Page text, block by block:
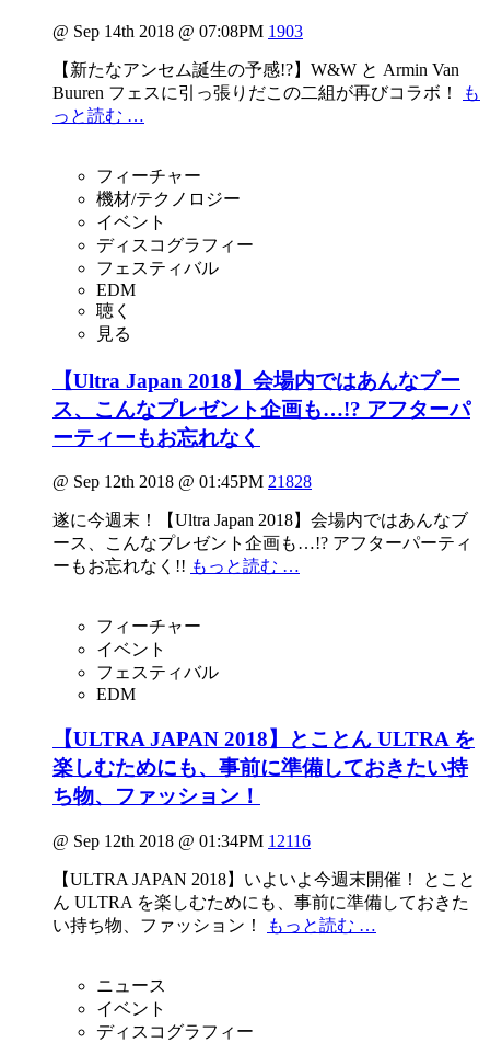
@ Sep 14th 2018 @ 07:08PM 1903
【新たなアンセム誕生の予感!?】W&W と Armin Van
Buuren フェスに引っ張りだこの二組が再びコラボ！
も
っと読む …
フィーチャー
機材/テクノロジー
イベント
ディスコグラフィー
フェスティバル
EDM
聴く
見る
【Ultra Japan 2018】会場内ではあんなブー
ス、こんなプレゼント企画も…!? アフターパ
ーティーもお忘れなく
@ Sep 12th 2018 @ 01:45PM 21828
遂に今週末！【Ultra Japan 2018】会場内ではあんなブ
ース、こんなプレゼント企画も…!? アフターパーティ
ーもお忘れなく!! もっと読む …
フィーチャー
イベント
フェスティバル
EDM
【ULTRA JAPAN 2018】とことん ULTRA を
楽しむためにも、事前に準備しておきたい持
ち物、ファッション！
@ Sep 12th 2018 @ 01:34PM 12116
【ULTRA JAPAN 2018】いよいよ今週末開催！ とこと
ん ULTRA を楽しむためにも、事前に準備しておきた
い持ち物、ファッション！
もっと読む …
ニュース
イベント
ディスコグラフィー